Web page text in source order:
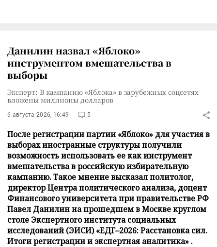
Данилин назвал «Яблоко»
инструментом вмешательства в
выборы
Эксперт: В кампанию «Яблока» в зарубежных соцсетях
вложены миллионы долларов
6 августа 2026, 16:49 5
После регистрации партии «Яблоко» для участия в
выборах иностранные структуры получили
возможность использовать ее как инструмент
вмешательства в российскую избирательную
кампанию. Такое мнение высказал политолог,
директор Центра политического анализа, доцент
Финансового университета при правительстве РФ
Павел Данилин на прошедшем в Москве круглом
столе Экспертного института социальных
исследований (ЭИСИ) «ЕДГ–2026: Расстановка сил.
Итоги регистрации и экспертная аналитика» .